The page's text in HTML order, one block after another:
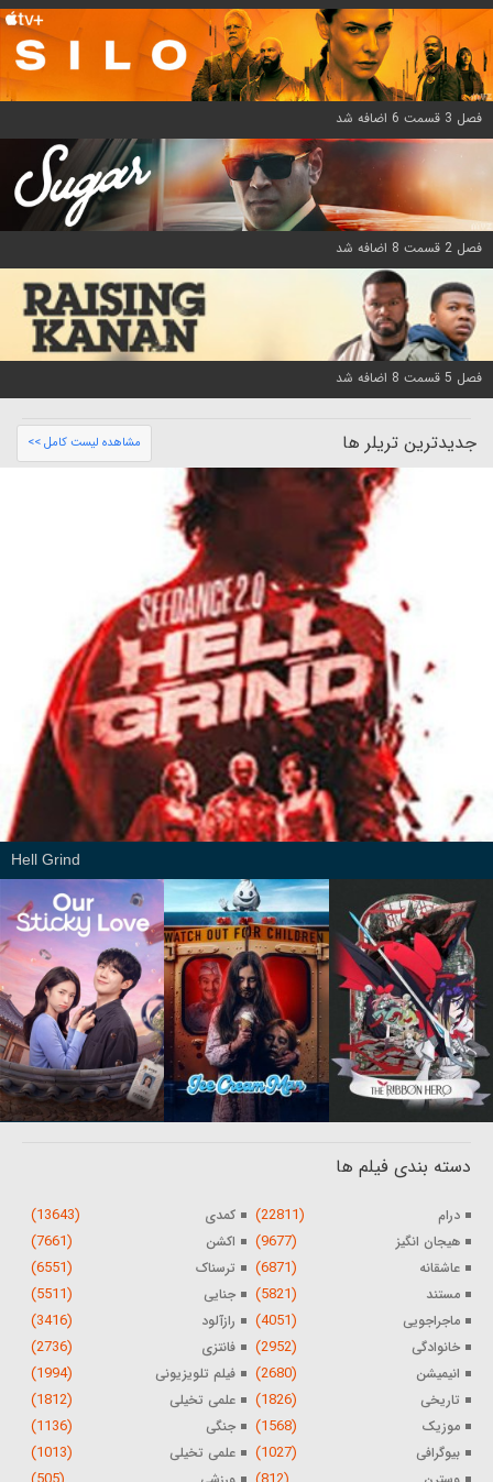
فصل 3 قسمت 6 اضافه شد
فصل 2 قسمت 8 اضافه شد
فصل 5 قسمت 8 اضافه شد
جدیدترین تریلر ها مشاهده لیست کامل >>
Hell Grind
دسته بندی فیلم ها
درام (22811) کمدی (13643)
هیجان انگیز (9677) اکشن (7661)
عاشقانه (6871) ترسناک (6551)
مستند (5821) جنایی (5511)
ماجراجویی (4051) رازآلود (3416)
خانوادگی (2952) فانتزی (2736)
انیمیشن (2680) فیلم تلویزیونی (1994)
تاریخی (1826) علمی تخیلی (1812)
موزیک (1568) جنگی (1136)
بیوگرافی (1027) علمی تخیلی (1013)